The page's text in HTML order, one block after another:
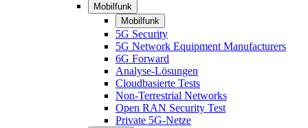
Mobilfunk
Mobilfunk
5G Security
5G Network Equipment Manufacturers
6G Forward
Analyse-Lösungen
Cloudbasierte Tests
Non-Terrestrial Networks
Open RAN Security Test
Private 5G-Netze